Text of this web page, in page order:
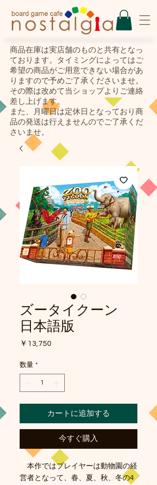
​商品在庫は実店舗のものと共有となっ
ております。タイミングによってはご
希望の商品がご用意できない場合があ
りますので予めご了承くださいませ。
その際は改めて当ショップよりご連絡
差し上げます。
また、月曜日は定休日となっており商
品の発送は行えませんのでご了承くだ
さいませ。
ズータイクーン
日本語版
￥13,750
数量 *
カートに追加する
今すぐ購入
本作ではプレイヤーは動物園の経
営者となって、春、夏、秋、冬の4